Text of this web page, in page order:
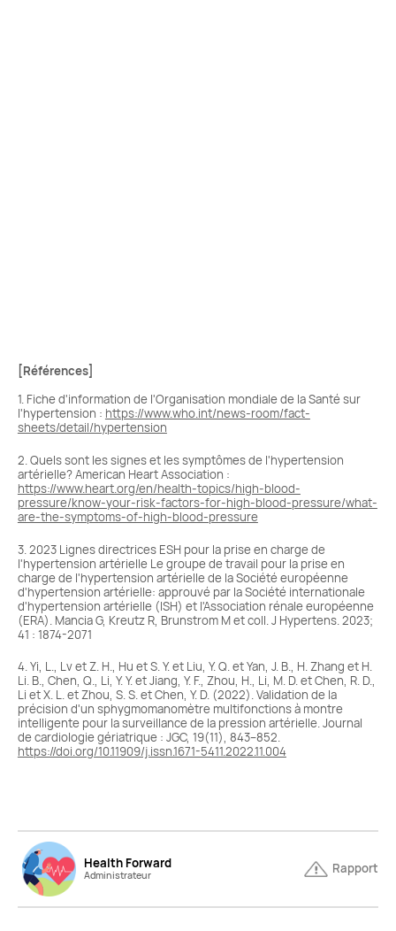
[Références]
1. Fiche d'information de l'Organisation mondiale de la Santé sur
l'hypertension : https://www.who.int/news-room/fact-
sheets/detail/hypertension
2. Quels sont les signes et les symptômes de l'hypertension
artérielle? American Heart Association :
https://www.heart.org/en/health-topics/high-blood-
pressure/know-your-risk-factors-for-high-blood-pressure/what-
are-the-symptoms-of-high-blood-pressure
3. 2023 Lignes directrices ESH pour la prise en charge de
l'hypertension artérielle Le groupe de travail pour la prise en
charge de l'hypertension artérielle de la Société européenne
d'hypertension artérielle: approuvé par la Société internationale
d'hypertension artérielle (ISH) et l'Association rénale européenne
(ERA). Mancia G, Kreutz R, Brunstrom M et coll. J Hypertens. 2023;
41 : 1874-2071
4. Yi, L., Lv et Z. H., Hu et S. Y. et Liu, Y. Q. et Yan, J. B., H. Zhang et H.
Li. B., Chen, Q., Li, Y. Y. et Jiang, Y. F., Zhou, H., Li, M. D. et Chen, R. D.,
Li et X. L. et Zhou, S. S. et Chen, Y. D. (2022). Validation de la
précision d'un sphygmomanomètre multifonctions à montre
intelligente pour la surveillance de la pression artérielle. Journal
de cardiologie gériatrique : JGC, 19(11), 843–852.
https://doi.org/10.11909/j.issn.1671-5411.2022.11.004
Health Forward
Administrateur Rapport